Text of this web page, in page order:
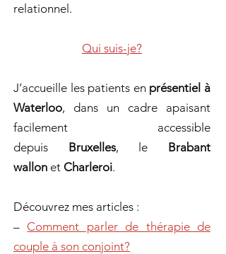
relationnel.
Qui suis-je?
J’accueille les patients en présentiel à
Waterloo, dans un cadre apaisant
facilement accessible
depuis Bruxelles, le Brabant
wallon et Charleroi.
Découvrez mes articles :
– Comment parler de thérapie de
couple à son conjoint?